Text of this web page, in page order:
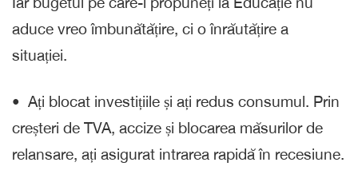
aduce vreo îmbunătățire, ci o înrăutățire a
situației.
•⁠ ⁠Ați blocat investițiile și ați redus consumul. Prin
creșteri de TVA, accize și blocarea măsurilor de
relansare, ați asigurat intrarea rapidă în recesiune.